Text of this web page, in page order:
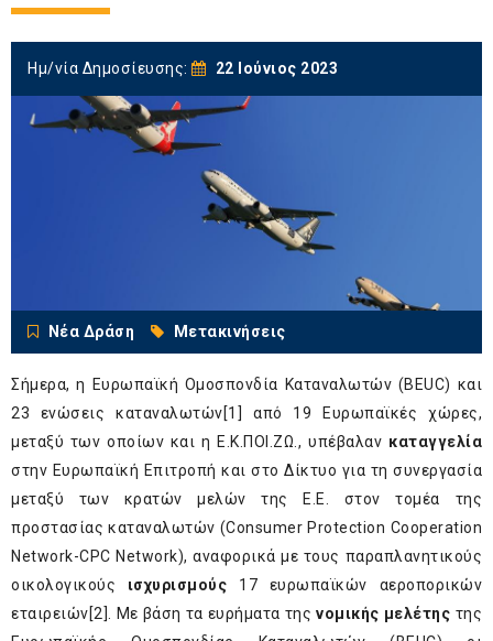
Ημ/νία Δημοσίευσης: 22 Ιούνιος 2023
Νέα Δράση Μετακινήσεις
Σήμερα, η Ευρωπαϊκή Ομοσπονδία Καταναλωτών (BEUC) και
23 ενώσεις καταναλωτών[1]
από 19 Ευρωπαϊκές χώρες,
μεταξύ των οποίων και η Ε.Κ.ΠΟΙ.ΖΩ., υπέβαλαν καταγγελία
στην Ευρωπαϊκή Επιτροπή και στο Δίκτυο για τη συνεργασία
μεταξύ των κρατών μελών της Ε.Ε. στον τομέα της
προστασίας καταναλωτών (Consumer Protection Cooperation
Network-CPC Network), αναφορικά με τους παραπλανητικούς
οικολογικούς ισχυρισμούς 17 ευρωπαϊκών αεροπορικών
εταιρειών[2]. Με βάση τα ευρήματα τηςνομικής μελέτης της